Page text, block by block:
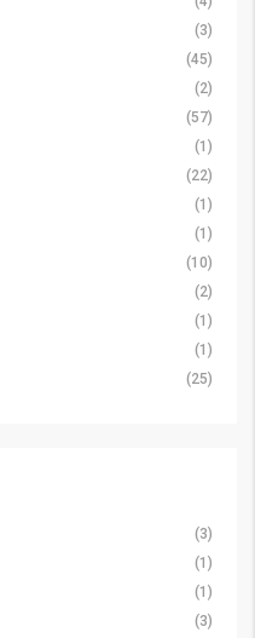
(3)
(45)
(2)
(57)
(1)
(22)
(1)
(1)
(10)
(2)
(1)
(1)
(25)
(3)
(1)
(1)
(3)